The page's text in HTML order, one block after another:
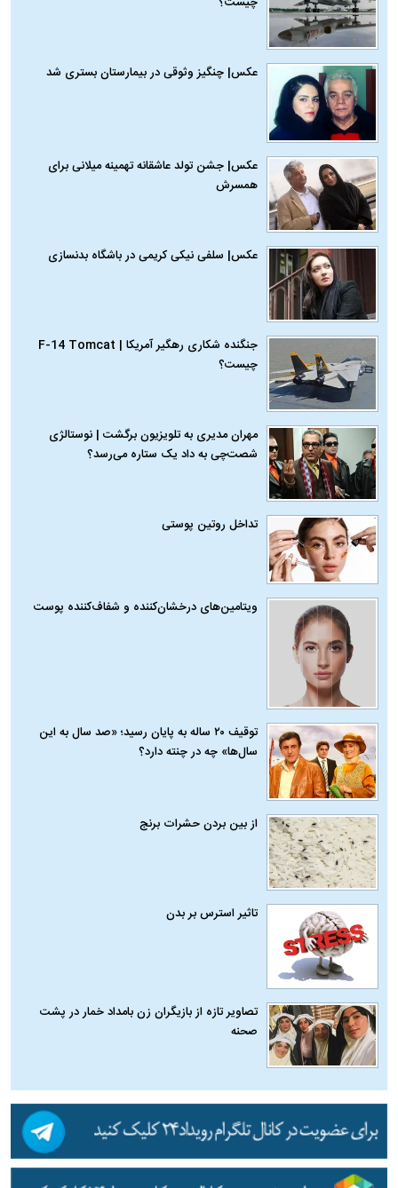
عکس| چنگیز وثوقی در بیمارستان بستری شد
عکس| جشن تولد عاشقانه تهمینه میلانی برای
همسرش
عکس| سلفی نیکی کریمی در باشگاه بدنسازی
جنگنده شکاری رهگیر آمریکا | F-14 Tomcat
چیست؟
مهران مدیری به تلویزیون برگشت | نوستالژی
شصت‌چی به داد یک ستاره می‌رسد؟
تداخل روتین پوستی
ویتامین‌های درخشان‌کننده و شفاف‌کننده پوست
توقیف ۲۰ ساله به پایان رسید؛ «صد سال به این
سال‌ها» چه در چنته دارد؟
از بین بردن حشرات برنج
تاثیر استرس بر بدن
تصاویر تازه از بازیگران زن بامداد خمار در پشت
صحنه